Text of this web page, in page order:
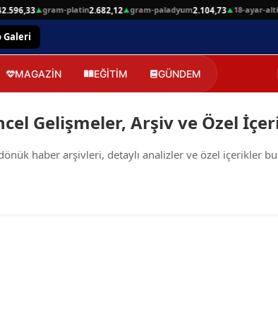
▲gram-platin2.682,12▲gram-paladyum2.104,73▲18-ayar-altin
Galeri
MAGAZİN EĞİTİM GÜNDEM
Gelişmeler, Arşiv ve Özel
haber arşivleri, detaylı analizler ve özel içerikler